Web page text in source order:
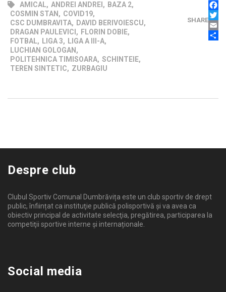
AMICAL, ANDREI ANDREI , BAZA 2,
COSMIN STAN , COVID19,
CSC DUMBRAVITA, DAVID BERIVOIESCU,
DRAGAN PAULEVICI , FLORIN DOBIE,
FOTBAL, LIGA 3, LIGA A III-A,
LUCHIAN GOLOGAN ,
POLITEHNICA TIMISOARA, SCHINTEIE,
TEREN SINTETIC, ZURBAGIU
SHARE
Despre club
Clubul Sportiv Comunal Dumbrăvița este un club sportiv de drept
public, înființat ca instituţie publică polisportivă și va avea ca
obiectiv principal de activitate selecţia, pregătirea, participarea la
competiţii sportive interne şi internaționale.
Social media